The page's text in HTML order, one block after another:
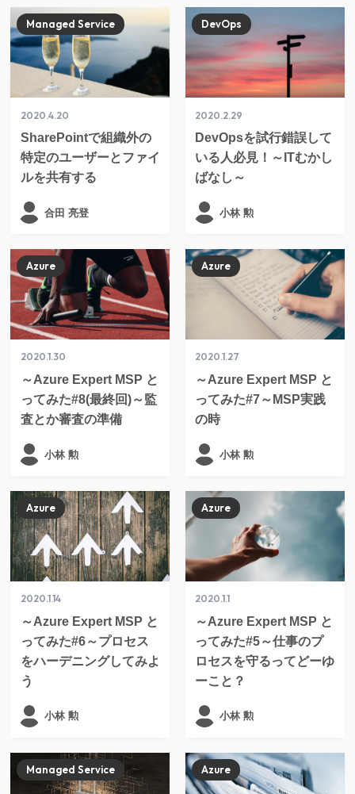
2020.4.20
SharePointで組織外の
特定のユーザーとファイ
ルを共有する
Managed Service
合田 亮登
2020.2.29
DevOpsを試行錯誤して
いる人必見！～ITむかし
ばなし～
DevOps
小林 勲
2020.1.30
～Azure Expert MSP と
ってみた#8(最終回)～監
査とか審査の準備
Azure
小林 勲
2020.1.27
～Azure Expert MSP と
ってみた#7～MSP実践
の時
Azure
小林 勲
2020.1.14
～Azure Expert MSP と
ってみた#6～プロセス
をハーデニングしてみよ
う
Azure
小林 勲
2020.1.1
～Azure Expert MSP と
ってみた#5～仕事のプ
ロセスを守るってどーゆ
ーこと？
Azure
小林 勲
Managed Service Azure